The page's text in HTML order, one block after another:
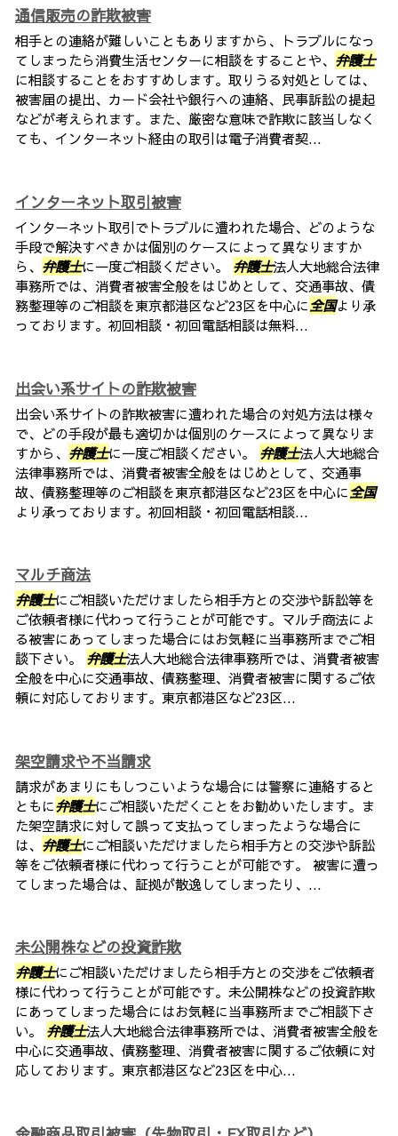
通信販売の詐欺被害
相手との連絡が難しいこともありますから、トラブルになっ
てしまったら消費生活センターに相談をすることや、 弁護士
に相談することをおすすめします。取りうる対処としては、
被害届の提出、カード会社や銀行への連絡、民事訴訟の提起
などが考えられます。また、厳密な意味で詐欺に該当しなく
ても、インターネット経由の取引は電子消費者契...
インターネット取引被害
インターネット取引でトラブルに遭われた場合、どのような
手段で解決すべきかは個別のケースによって異なりますか
ら、 弁護士に一度ご相談ください。 弁護士法人大地総合法律
事務所では、消費者被害全般をはじめとして、交通事故、債
務整理等のご相談を東京都港区など23区を中心に全国より承
っております。初回相談・初回電話相談は無料...
出会い系サイトの詐欺被害
出会い系サイトの詐欺被害に遭われた場合の対処方法は様々
で、どの手段が最も適切かは個別のケースによって異なりま
すから、 弁護士に一度ご相談ください。 弁護士法人大地総合
法律事務所では、消費者被害全般をはじめとして、交通事
故、債務整理等のご相談を東京都港区など23区を中心に全国
より承っております。初回相談・初回電話相談...
マルチ商法
弁護士にご相談いただけましたら相手方との交渉や訴訟等を
ご依頼者様に代わって行うことが可能です。マルチ商法によ
る被害にあってしまった場合にはお気軽に当事務所までご相
談下さい。 弁護士法人大地総合法律事務所では、消費者被害
全般を中心に交通事故、債務整理、消費者被害に関するご依
頼に対応しております。東京都港区など23区...
架空請求や不当請求
請求があまりにもしつこいような場合には警察に連絡すると
ともに弁護士にご相談いただくことをお勧めいたします。ま
た架空請求に対して誤って支払ってしまったような場合に
は、 弁護士にご相談いただけましたら相手方との交渉や訴訟
等をご依頼者様に代わって行うことが可能です。 被害に遭っ
てしまった場合は、証拠が散逸してしまったり、...
未公開株などの投資詐欺
弁護士にご相談いただけましたら相手方との交渉をご依頼者
様に代わって行うことが可能です。未公開株などの投資詐欺
にあってしまった場合にはお気軽に当事務所までご相談下さ
い。 弁護士法人大地総合法律事務所では、消費者被害全般を
中心に交通事故、債務整理、消費者被害に関するご依頼に対
応しております。東京都港区など23区を中心...